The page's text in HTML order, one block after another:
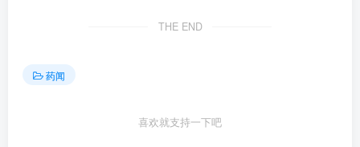
THE END
药闻
喜欢就支持一下吧